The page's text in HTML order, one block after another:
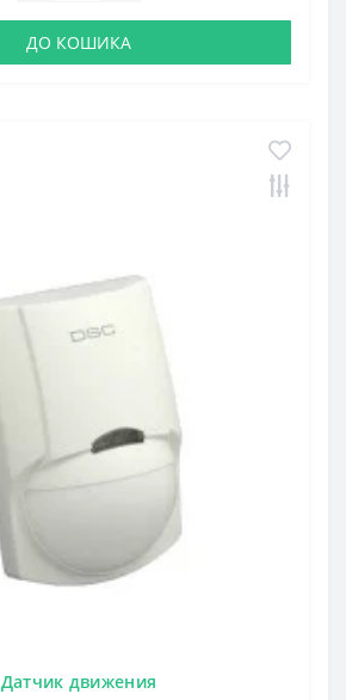
ДО КОШИКА
Датчик движения